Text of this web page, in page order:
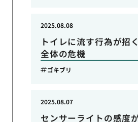
トイレに流す行為が招
全体の危機
2025.08.08
ゴキブリ
センサーライトの感度
2025.08.07